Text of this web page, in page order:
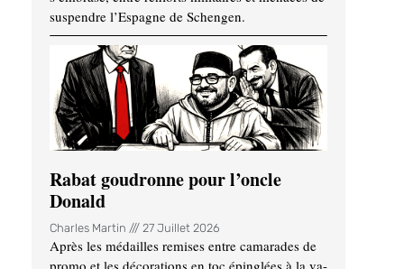
suspendre l’Espagne de Schengen.
Rabat goudronne pour l’oncle
Donald
Charles Martin 27 Juillet 2026
Après les médailles remises entre camarades de